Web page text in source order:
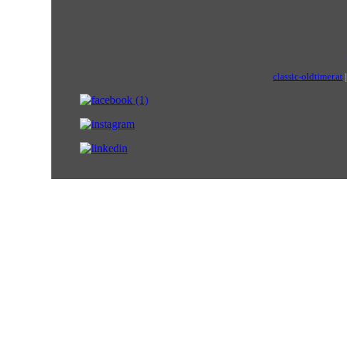
classic-oldtimer.at |